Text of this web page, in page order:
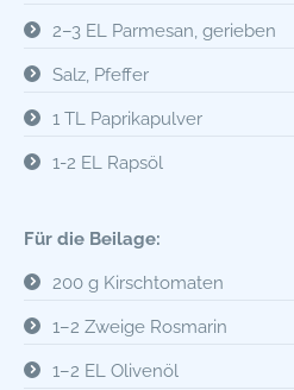
2–3 EL Parmesan, gerieben
Salz, Pfeffer
1 TL Paprikapulver
1-2 EL Rapsöl
Für die Beilage:
200 g Kirschtomaten
1–2 Zweige Rosmarin
1–2 EL Olivenöl